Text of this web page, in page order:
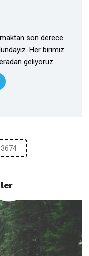
son derece
Her birimiz
geliyoruz...